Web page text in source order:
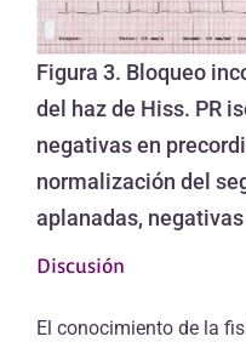
Figura 3. Bloqueo
del haz de Hiss. PR
negativas en
normalización del
aplanadas,
Discusión
El conocimiento de la